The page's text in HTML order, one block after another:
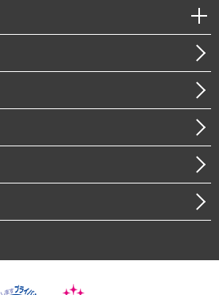
ンプライアンス）・防災（政策）
ツ・スマートシティ
ステム